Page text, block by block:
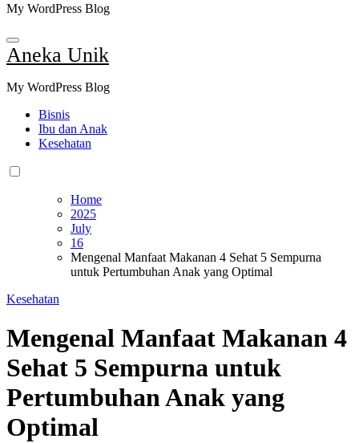
My WordPress Blog
Aneka Unik
My WordPress Blog
Bisnis
Ibu dan Anak
Kesehatan
Home
2025
July
16
Mengenal Manfaat Makanan 4 Sehat 5 Sempurna
untuk Pertumbuhan Anak yang Optimal
Kesehatan
Mengenal Manfaat Makanan 4
Sehat 5 Sempurna untuk
Pertumbuhan Anak yang
Optimal